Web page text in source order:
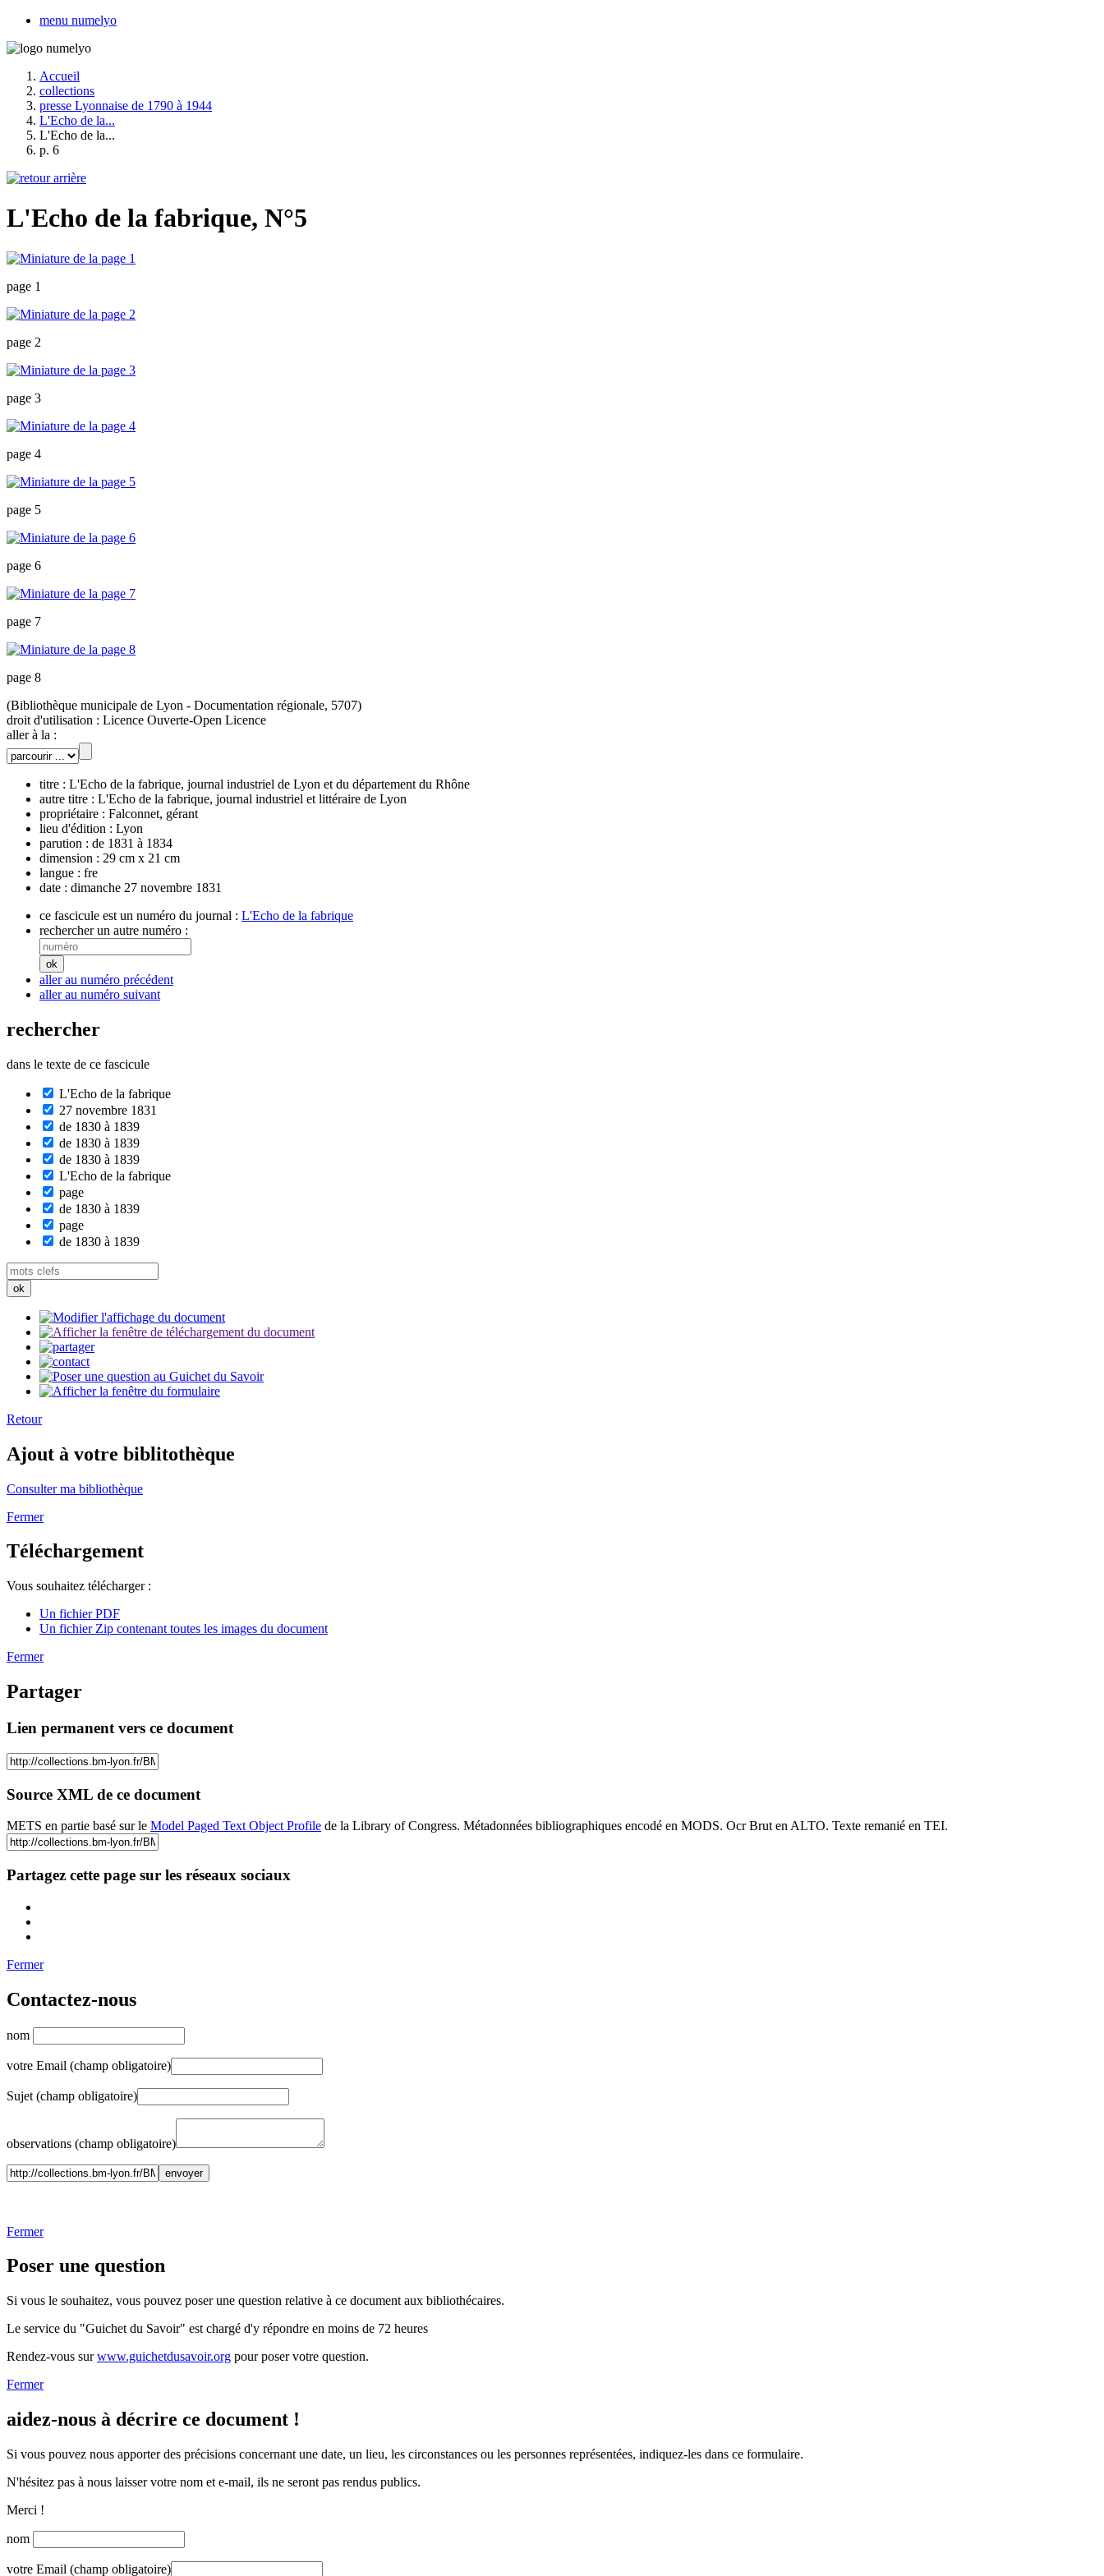
menu numelyo
Accueil
collections
presse Lyonnaise de 1790 à 1944
L'Echo de la...
L'Echo de la...
p. 6
L'Echo de la fabrique, N°5
page 1
page 2
page 3
page 4
page 5
page 6
page 7
page 8
(Bibliothèque municipale de Lyon - Documentation régionale, 5707)
droit d'utilisation : Licence Ouverte-Open Licence
aller à la :
titre : L'Echo de la fabrique, journal industriel de Lyon et du département du Rhône
autre titre : L'Echo de la fabrique, journal industriel et littéraire de Lyon
propriétaire : Falconnet, gérant
lieu d'édition : Lyon
parution : de 1831 à 1834
dimension : 29 cm x 21 cm
langue : fre
date : dimanche 27 novembre 1831
ce fascicule est un numéro du journal : L'Echo de la fabrique
rechercher un autre numéro :
aller au numéro précédent
aller au numéro suivant
rechercher
dans le texte de ce fascicule
L'Echo de la fabrique
27 novembre 1831
de 1830 à 1839
de 1830 à 1839
de 1830 à 1839
L'Echo de la fabrique
page
de 1830 à 1839
page
de 1830 à 1839
Retour
Ajout à votre biblitothèque
Consulter ma bibliothèque
Fermer
Téléchargement
Vous souhaitez télécharger :
Un fichier PDF
Un fichier Zip contenant toutes les images du document
Fermer
Partager
Lien permanent vers ce document
Source XML de ce document
METS en partie basé sur le Model Paged Text Object Profile de la Library of Congress. Métadonnées bibliographiques encodé en MODS. Ocr Brut en ALTO. Texte remanié en TEI.
Partagez cette page sur les réseaux sociaux
Fermer
Contactez-nous
nom
votre Email (champ obligatoire)
Sujet (champ obligatoire)
observations (champ obligatoire)
Fermer
Poser une question
Si vous le souhaitez, vous pouvez poser une question relative à ce document aux bibliothécaires.
Le service du "Guichet du Savoir" est chargé d'y répondre en moins de 72 heures
Rendez-vous surwww.guichetdusavoir.org pour poser votre question.
Fermer
aidez-nous à décrire ce document !
Si vous pouvez nous apporter des précisions concernant une date, un lieu, les circonstances ou les personnes représentées, indiquez-les dans ce formulaire.
N'hésitez pas à nous laisser votre nom et e-mail, ils ne seront pas rendus publics.
Merci !
nom
votre Email (champ obligatoire)